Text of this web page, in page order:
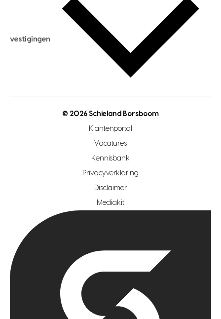
verkoopadvies
hypotheekadvies
hypotheek berekenen
maximale hypotheek berekenen
hypotheek bespaarcheck
gratis zoekprofiel aanmaken
open woningwaarde dag
vestigingen
makelaar regio zoetermeer
hypotheekshop regio den haag
hypotheekshop regio rotterdam
© 2026 Schieland Borsboom
Klantenportal
Vacatures
Kennisbank
Privacyverklaring
Disclaimer
Mediakit